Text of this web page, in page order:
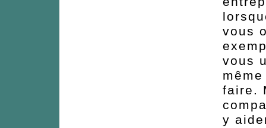
vous
vous
faire.
y